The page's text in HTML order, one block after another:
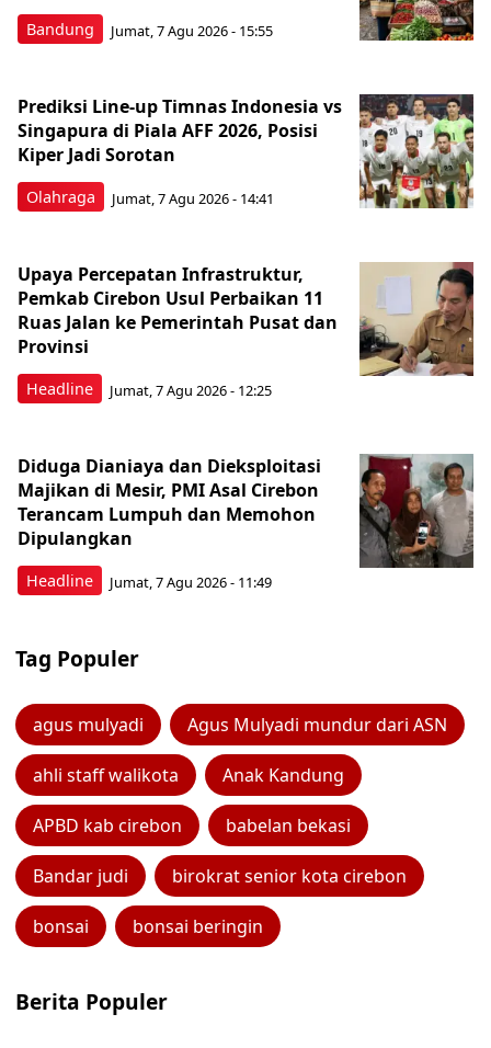
Bandung Jumat, 7 Agu 2026 - 15:55
Olahraga
Prediksi Line-up Timnas Indonesia vs
Singapura di Piala AFF 2026, Posisi
Kiper Jadi Sorotan
Jumat, 7 Agu 2026 - 14:41
Headline
Upaya Percepatan Infrastruktur,
Pemkab Cirebon Usul Perbaikan 11
Ruas Jalan ke Pemerintah Pusat dan
Provinsi
Jumat, 7 Agu 2026 - 12:25
Headline
Diduga Dianiaya dan Dieksploitasi
Majikan di Mesir, PMI Asal Cirebon
Terancam Lumpuh dan Memohon
Dipulangkan
Jumat, 7 Agu 2026 - 11:49
Tag Populer
agus mulyadi Agus Mulyadi mundur dari ASN
ahli staff walikota Anak Kandung
APBD kab cirebon babelan bekasi
Bandar judi birokrat senior kota cirebon
bonsai bonsai beringin
Berita Populer